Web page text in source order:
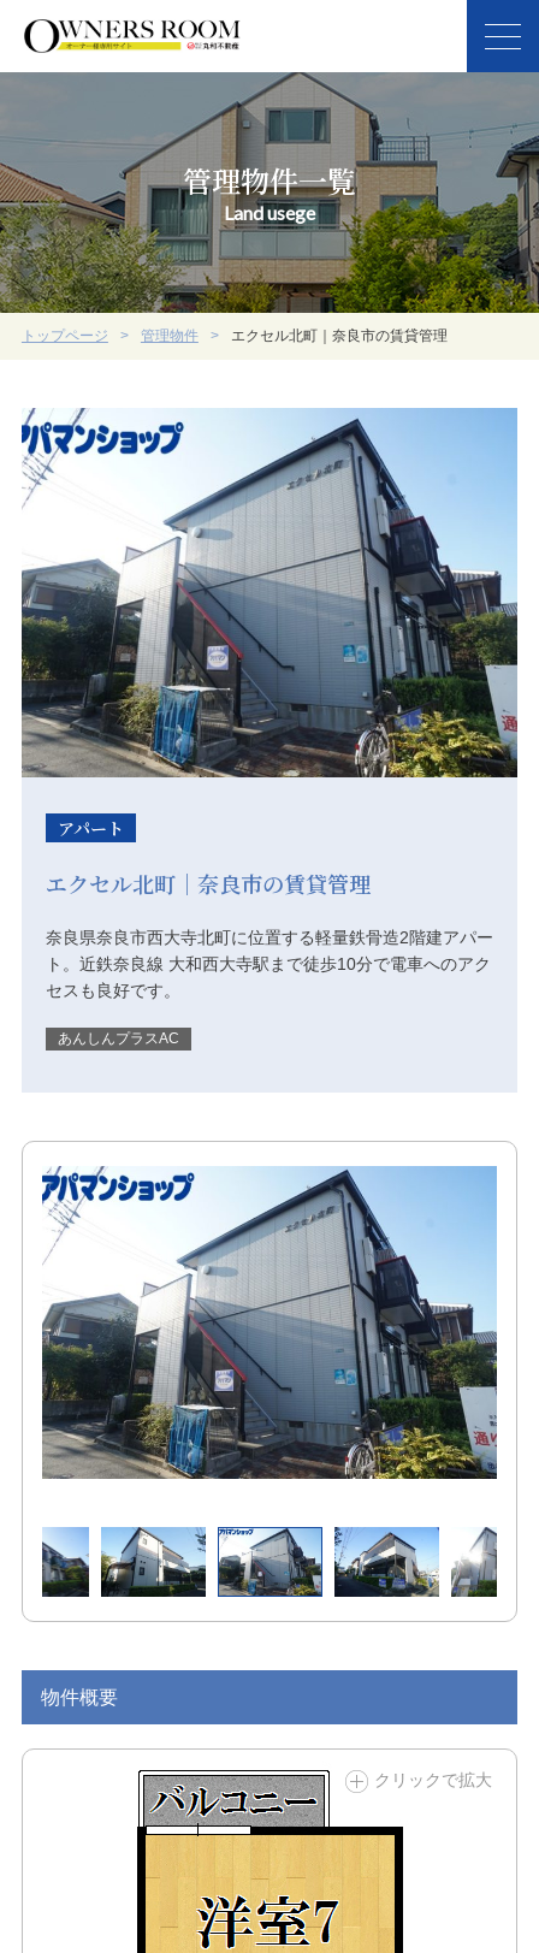
管理物件一覧
Land usege
トップページ 管理物件 エクセル北町｜奈良市の賃貸管理
アパート
エクセル北町｜奈良市の賃貸管理
奈良県奈良市西大寺北町に位置する軽量鉄骨造2階建アパー
ト。近鉄奈良線 大和西大寺駅まで徒歩10分で電車へのアク
セスも良好です。
あんしんプラスAC
物件概要
クリックで拡大